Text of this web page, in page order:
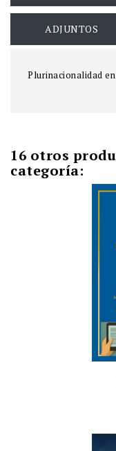
ADJUNTOS
Plurinacionalidad
16 otros
categoría: